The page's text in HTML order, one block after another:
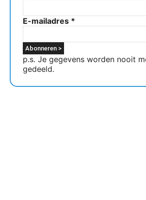
E-mailadres *
p.s. Je gegevens worden nooit
gedeeld.